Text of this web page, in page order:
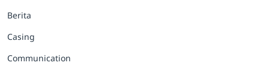
Berita
Casing
Communication